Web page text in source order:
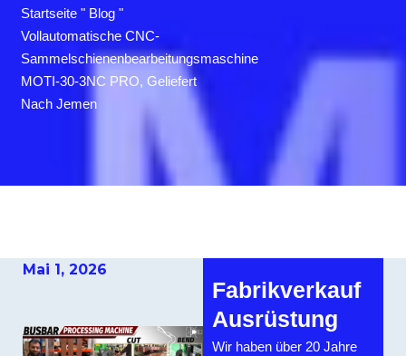
Startseite " Blog "
Vollautomatische CNC-
Sammelschienenbearbeitungsmaschine
MOTI-30-3NC PRO, Geliefert
Nach Jemen
Fabrikverkauf
Ausrüstung
Wir haben über 20 Jahre
Mai 1, 2026